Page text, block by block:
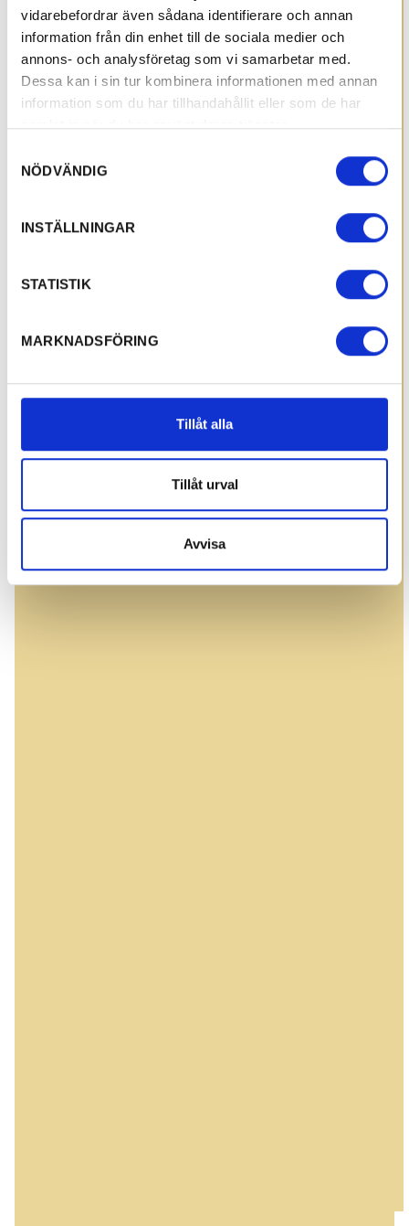
vidarebefordrar även sådana identifierare och annan
information från din enhet till de sociala medier och
annons- och analysföretag som vi samarbetar med.
Dessa kan i sin tur kombinera informationen med annan
information som du har tillhandahållit eller som de har
samlat in när du har använt deras tjänster.
NÖDVÄNDIG
INSTÄLLNINGAR
STATISTIK
MARKNADSFÖRING
Tillåt alla
Tillåt urval
Avvisa